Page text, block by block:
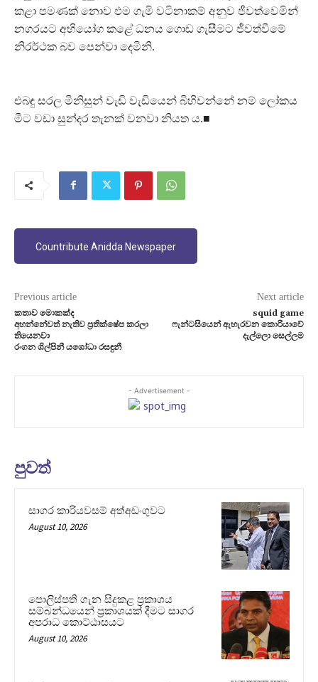
කළා පමණක් නොව එම ගැමි වටිනාකම් අනුව ජීවත්වෙමින්
නගරයට අභියෝග කළේ ධනය ගොඩ ගැසීමට ජීවත්වීමේ
නිරර්ථක බව පෙන්වා දෙමිනි.
එබඳු සරල මිනිසුන් වැඩි වැඩියෙන් බිහිවන්නේ නම් ලෝකය
මීට වඩා සුන්දර තැනක් වනවා නියත ය.■
Countribute Anidda Newspaper
Previous article
කතාව මොකක්ද
අහන්නේවත් නැතිව ප්‍රතික්ෂේප කරලා
තියෙනවා
රංගන ශිල්පිනී යශෝධා රසඳුනී
Next article
squid game
ෆැන්ටසියෙන් ඇහැරවන කොරියාවේ
දැල්ලො සෙල්ලම
- Advertisement -
පුවත්
සාගර කාරියවසම් අත්අඩංගුවට
August 10, 2026
පොලිස්පති ගැන සිදුකළ ප්‍රකාශය
සම්බන්ධයෙන් ප්‍රකාශයක් දීමට සාගර
අපරාධ කොට්ඨාසයට
August 10, 2026